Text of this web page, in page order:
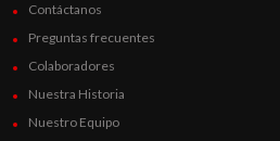
Contáctanos
Preguntas frecuentes
Colaboradores
Nuestra Historia
Nuestro Equipo